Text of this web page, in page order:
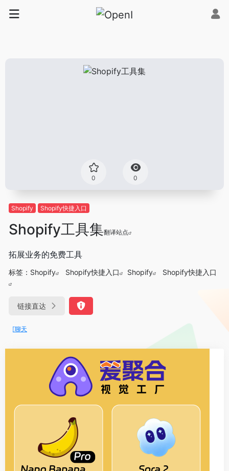
0 0
Shopify Shopify快捷入口
Shopify工具集翻译站点
拓展业务的免费工具
标签： Shopify Shopify快捷入口 Shopify Shopify快捷入口
链接直达
DeepSeek-R1、V3满血